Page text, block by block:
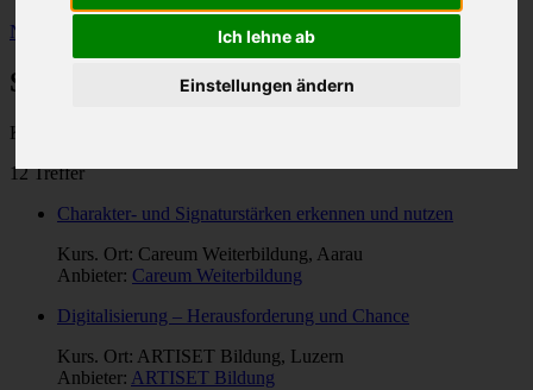
Ich lehne ab
Einstellungen ändern
Neue Suche
Suchresultate
Kategorie: "
12 Treffer
Charakter- und Signaturstärken erkennen und nutzen
Kurs. Ort: Careum Weiterbildung, Aarau
Anbieter: Careum Weiterbildung
Digitalisierung – Herausforderung und Chance
Kurs. Ort: ARTISET Bildung, Luzern
Anbieter: ARTISET Bildung